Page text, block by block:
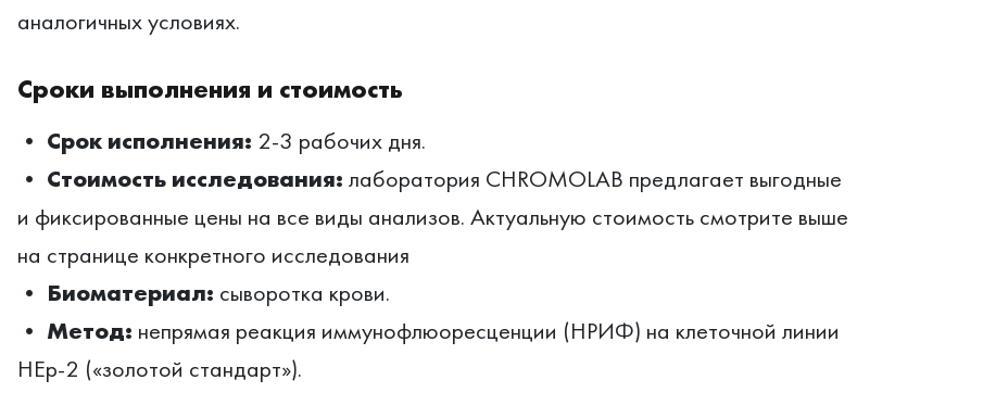
аналогичных условиях.
Сроки выполнения и стоимость
• Срок исполнения: 2-3 рабочих дня.
• Стоимость исследования: лаборатория CHROMOLAB предлагает выгодные
и фиксированные цены на все виды анализов. Актуальную стоимость смотрите выше
на странице конкретного исследования
• Биоматериал: сыворотка крови.
• Метод: непрямая реакция иммунофлюоресценции (НРИФ) на клеточной линии
HEp-2 («золотой стандарт»).